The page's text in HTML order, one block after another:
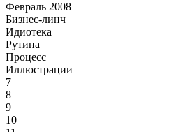
Февраль 2008
Бизнес-линч
Идиотека
Рутина
Процесс
Иллюстрации
7
8
9
10